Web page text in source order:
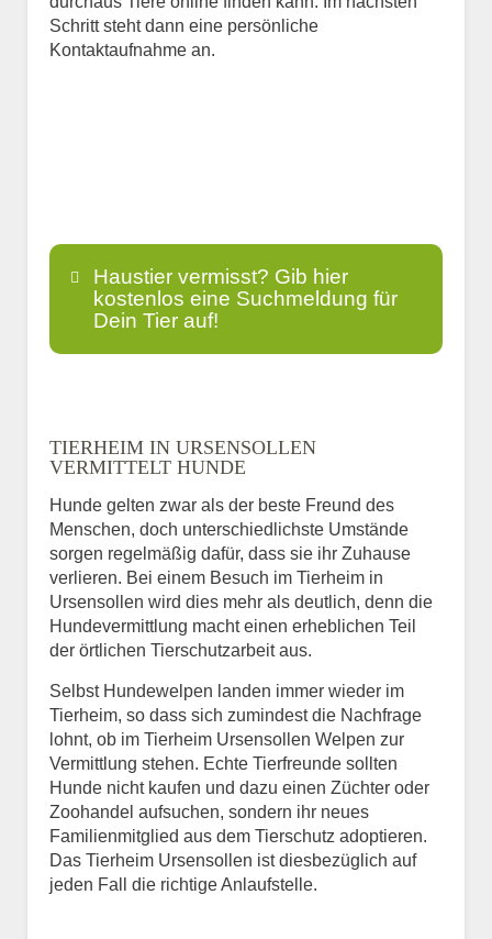
Schritt steht dann eine persönliche
Kontaktaufnahme an.
Haustier vermisst? Gib hier
kostenlos eine Suchmeldung für
Dein Tier auf!
E-Mail*
Informationen über das
Tier.
Art des Tiers*
TIERHEIM IN URSENSOLLEN
VERMITTELT HUNDE
Hunde gelten zwar als der beste Freund des
Menschen, doch unterschiedlichste Umstände
sorgen regelmäßig dafür, dass sie ihr Zuhause
verlieren. Bei einem Besuch im Tierheim in
Ursensollen wird dies mehr als deutlich, denn die
Hundevermittlung macht einen erheblichen Teil
der örtlichen Tierschutzarbeit aus.
Selbst Hundewelpen landen immer wieder im
Tierheim, so dass sich zumindest die Nachfrage
lohnt, ob im Tierheim Ursensollen Welpen zur
Vermittlung stehen. Echte Tierfreunde sollten
Hunde nicht kaufen und dazu einen Züchter oder
Zoohandel aufsuchen, sondern ihr neues
Familienmitglied aus dem Tierschutz adoptieren.
Das Tierheim Ursensollen ist diesbezüglich auf
jeden Fall die richtige Anlaufstelle.